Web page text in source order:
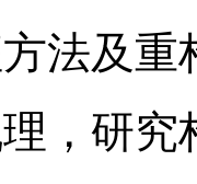
法及
，研